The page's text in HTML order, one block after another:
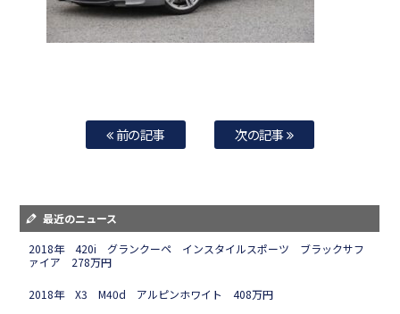
前の記事 次の記事
最近のニュース
2018年 420i グランクーペ インスタイルスポーツ ブラックサフ
ァイア 278万円
2018年 X3 M40d アルピンホワイト 408万円